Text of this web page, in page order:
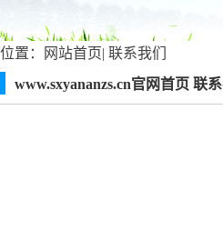
位置： 网站首页| 联系我们
www.sxyananzs.cn官网首页 联系